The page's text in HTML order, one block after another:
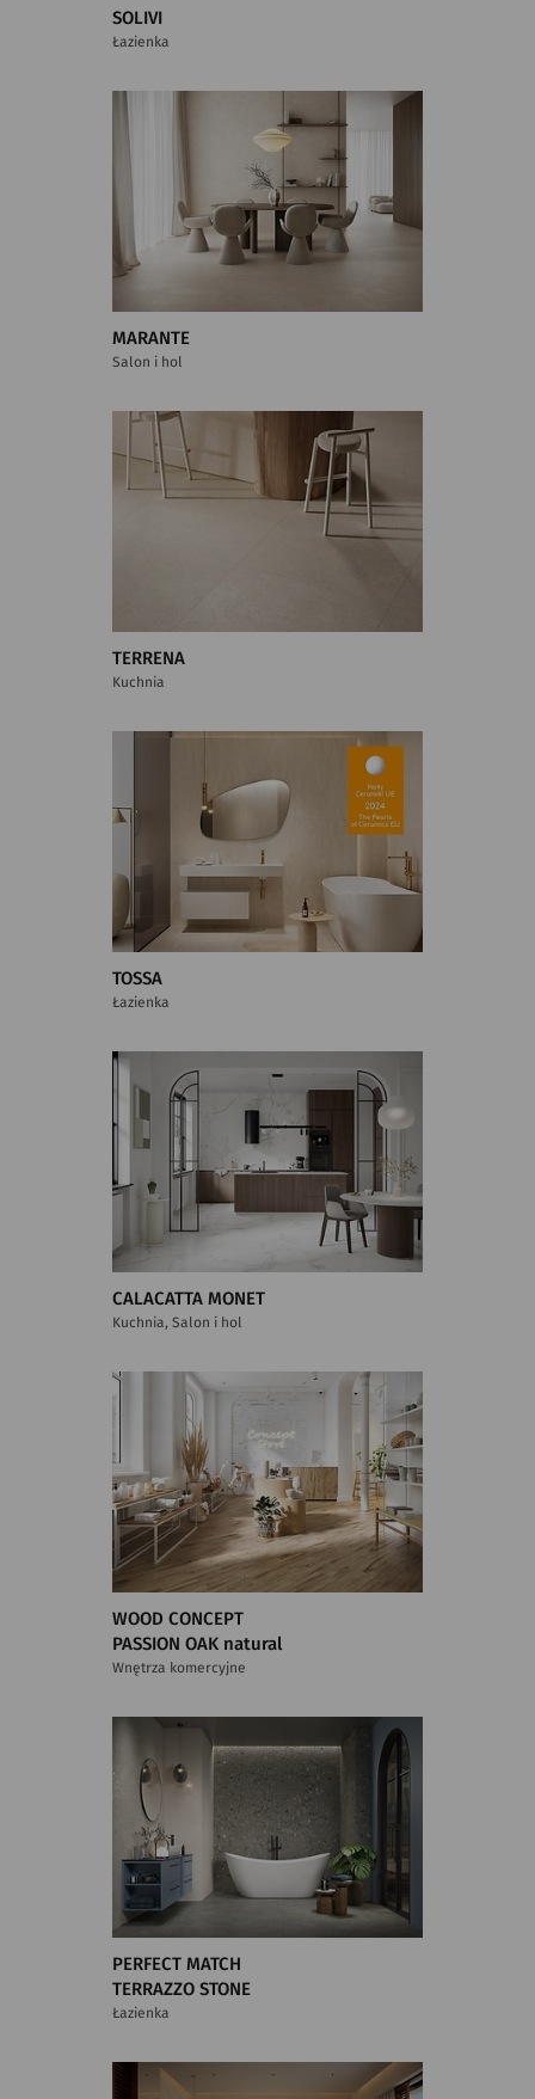
SOLIVI
Łazienka
MARANTE
Salon i hol
TERRENA
Kuchnia
TOSSA
Łazienka
CALACATTA MONET
Kuchnia, Salon i hol
WOOD CONCEPT
PASSION OAK natural
Wnętrza komercyjne
PERFECT MATCH
TERRAZZO STONE
Łazienka